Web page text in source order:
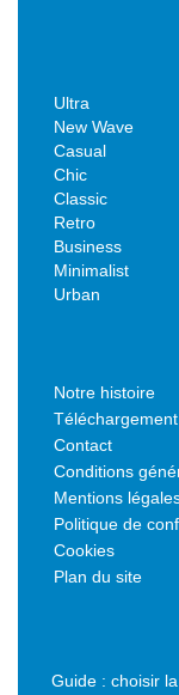
Ultra
New Wave
Casual
Chic
Classic
Retro
Business
Minimalist
Urban
Notre histoire
Téléchargement
Contact
Conditions
Mentions
Politique de
Cookies
Plan du site
Guide : choisir